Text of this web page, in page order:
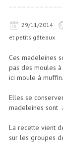
29/11/2014
et petits gâteaux
Ces madeleines
pas des moules
ici moule à muffin.
Elles se
madeleines sont
La recette vient
sur les groupes